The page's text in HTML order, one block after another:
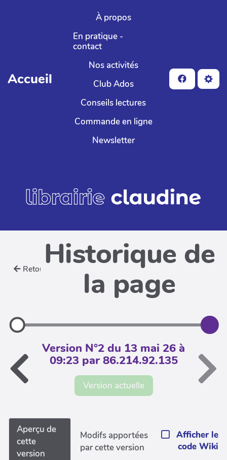
Aller au contenu principal
Accueil
À propos
En pratique -
contact
Nos activités
Club Ados
Conseils lectures
Commande en ligne
Newsletter
Retour Historique de
la page
Version N°2 du 13 mai 26 à
09:23 par 86.214.92.135
Version actuelle
Aperçu de
cette
version
Modifs apportées
par cette version
Afficher le
code Wiki